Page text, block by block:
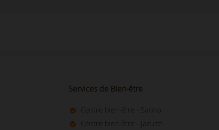
Services de Bien-être
Centre bien-être - Sauna
Centre bien-être - Jacuzzi